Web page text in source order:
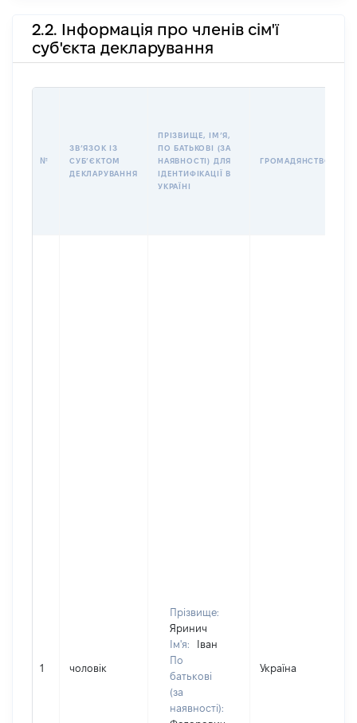
2.2. Інформація про членів сім'ї
суб'єкта декларування
№
ЗВʼЯЗОК ІЗ
СУБʼЄКТОМ
ДЕКЛАРУВАННЯ
ПРІЗВИЩЕ, ІМʼЯ,
ПО БАТЬКОВІ (ЗА
НАЯВНОСТІ) ДЛЯ
ІДЕНТИФІКАЦІЇ В
УКРАЇНІ
ГРОМАДЯНСТВО
1 чоловік
Прізвище:
Яринич
Ім'я:
Іван
По
батькові
(за
наявності):
Україна